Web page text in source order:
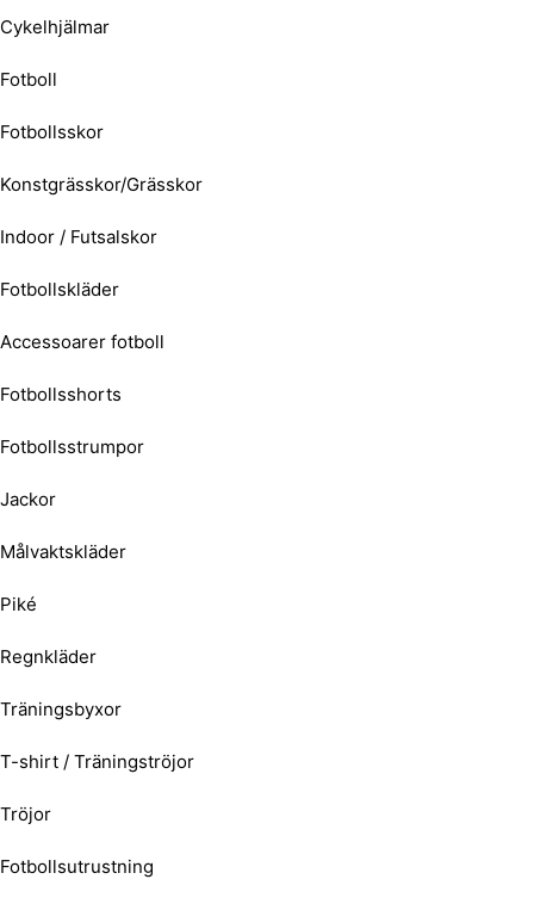
Cykelhjälmar
Fotboll
Fotbollsskor
Konstgrässkor/Grässkor
Indoor / Futsalskor
Fotbollskläder
Accessoarer fotboll
Fotbollsshorts
Fotbollsstrumpor
Jackor
Målvaktskläder
Piké
Regnkläder
Träningsbyxor
T-shirt / Träningströjor
Tröjor
Fotbollsutrustning